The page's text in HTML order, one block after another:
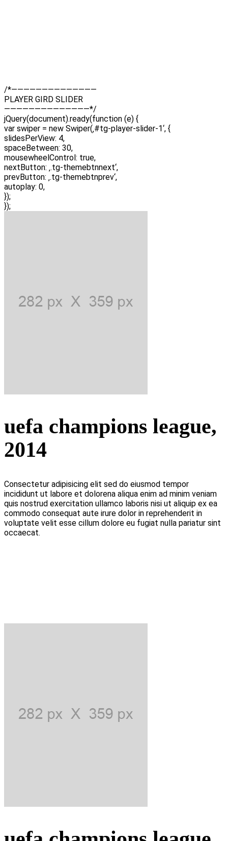
/*——————————————
PLAYER GIRD SLIDER
——————————————*/
jQuery(document).ready(function (e) {
var swiper = new Swiper(‚#tg-player-slider-1‘, {
slidesPerView: 4,
spaceBetween: 30,
mousewheelControl: true,
nextButton: ‚.tg-themebtnnext‘,
prevButton: ‚.tg-themebtnprev‘,
autoplay: 0,
});
});
uefa champions league,
2014
Consectetur adipisicing elit sed do eiusmod tempor
incididunt ut labore et dolorena aliqua enim ad minim veniam
quis nostrud exercitation ullamco laboris nisi ut aliquip ex ea
commodo consequat aute irure dolor in reprehenderit in
voluptate velit esse cillum dolore eu fugiat nulla pariatur sint
occaecat.